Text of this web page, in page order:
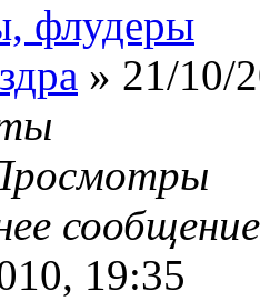
флудеры
» 21/10/
19:35